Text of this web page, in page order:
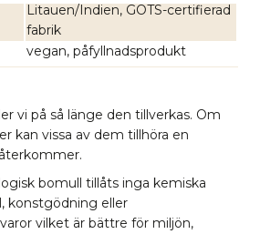
Litauen/Indien, GOTS-certifierad
fabrik
vegan, påfyllnadsprodukt
vi på så länge den tillverkas. Om
kan vissa av dem tillhöra en
bomull tillåts inga kemiska
konstgödning eller
vilket är bättre för miljön,